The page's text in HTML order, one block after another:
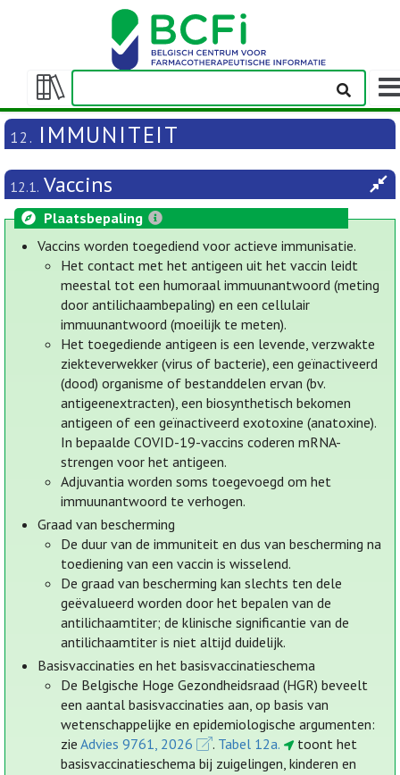
Weergeven/verbergen
inhoudstafel
12. IMMUNITEIT
12.1. Vaccins
Plaatsbepaling
Vaccins worden toegediend voor actieve immunisatie.
Het contact met het antigeen uit het vaccin leidt
meestal tot een humoraal immuunantwoord (meting
door antilichaambepaling) en een cellulair
immuunantwoord (moeilijk te meten).
Het toegediende antigeen is een levende, verzwakte
ziekteverwekker (virus of bacterie), een geïnactiveerd
(dood) organisme of bestanddelen ervan (bv.
antigeenextracten), een biosynthetisch bekomen
antigeen of een geïnactiveerd exotoxine (anatoxine).
In bepaalde COVID-19-vaccins coderen mRNA-
strengen voor het antigeen.
Adjuvantia worden soms toegevoegd om het
immuunantwoord te verhogen.
Graad van bescherming
De duur van de immuniteit en dus van bescherming na
toediening van een vaccin is wisselend.
De graad van bescherming kan slechts ten dele
geëvalueerd worden door het bepalen van de
antilichaamtiter; de klinische significantie van de
antilichaamtiter is niet altijd duidelijk.
Basisvaccinaties en het basisvaccinatieschema
De Belgische Hoge Gezondheidsraad (HGR) beveelt
een aantal basisvaccinaties aan, op basis van
wetenschappelijke en epidemiologische argumenten:
zieAdvies 9761, 2026 . Tabel 12a.
toont het
basisvaccinatieschema bij zuigelingen, kinderen en